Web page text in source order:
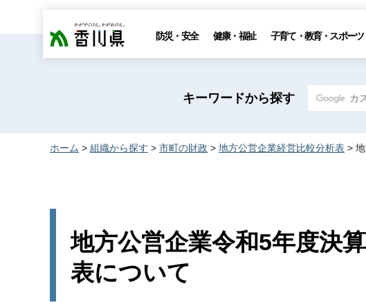
香川県 防災・安全 健康・福祉 子育て・教育・スポーツ
キーワードから探す
ホーム > 組織から探す > 市町の財政 > 地方公営企業経営比較分析表 >
地方公営企業令和5年度決
表について